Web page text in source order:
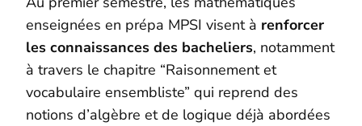
enseignées en prépa MPSI visent à renforcer
les connaissances des bacheliers, notamment
à travers le chapitre “Raisonnement et
vocabulaire ensembliste” qui reprend des
notions d’algèbre et de logique déjà abordées